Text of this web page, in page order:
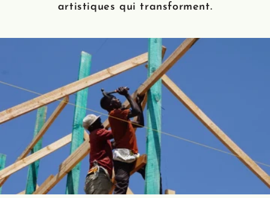
artistiques qui transforment.